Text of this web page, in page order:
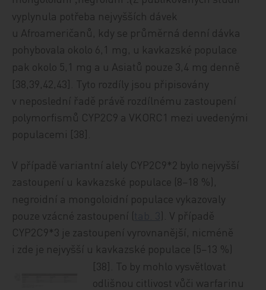
vyplynula potřeba nejvyšších dávek
u Afroameričanů, kdy se průměrná denní dávka
pohybovala okolo 6,1 mg, u kavkazské populace
pak okolo 5,1 mg a u Asiatů pouze 3,4 mg denně
[38,39,42,43]. Tyto rozdíly jsou připisovány
v neposlední řadě právě rozdílnému zastoupení
polymorfismů CYP2C9 a VKORC1 mezi uvedenými
populacemi [38].
V případě variantní alely CYP2C9*2 bylo nejvyšší
zastoupení u kavkazské populace (8−18 %),
negroidní a mongoloidní populace vykazovaly
pouze vzácné zastoupení (
) . V případě
CYP2C9*3 je zastoupení vyrovnanější, nicméně
i zde je nejvyšší u kavkazské populace (5−13 %)
[38]. To by mohlo vysvětlovat
odlišnou citlivost vůči warfarinu